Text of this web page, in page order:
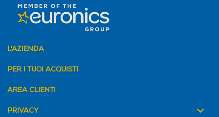
L'AZIENDA
PER I TUOI ACQUISTI
AREA CLIENTI
PRIVACY